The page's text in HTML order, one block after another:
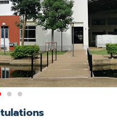
ถาบันการศึกษา